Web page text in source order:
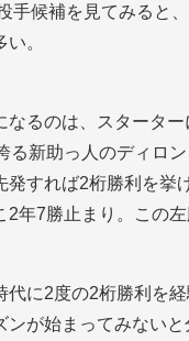
手候補を見てみると
。
なるのは、スタータ
る新助っ人のディロ
発すれば2桁勝利を挙
年7勝止まり。この
代に2度の2桁勝利を
ンが始まってみない